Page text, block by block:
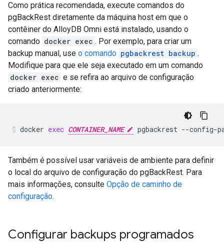
Como prática recomendada, execute comandos do
pgBackRest diretamente da máquina host em que o
contêiner do AlloyDB Omni está instalado, usando o
comando docker exec . Por exemplo, para criar um
backup manual, use o comando pgbackrest backup .
Modifique para que ele seja executado em um comando
docker exec e se refira ao arquivo de configuração
criado anteriormente:
docker exec CONTAINER_NAME pgbackrest --config-
Também é possível usar variáveis de ambiente para definir
o local do arquivo de configuração do pgBackRest. Para
mais informações, consulte Opção de caminho de
configuração.
Configurar backups programados